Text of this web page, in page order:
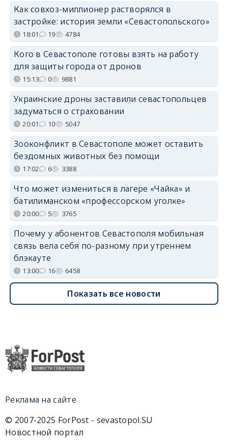
Как совхоз-миллионер растворялся в
застройке: история земли «Севастопольского»
18:01 19 4784
Кого в Севастополе готовы взять на работу
для защиты города от дронов
15:13 0 9881
Украинские дроны заставили севастопольцев
задуматься о страховании
20:01 10 5047
Зооконфликт в Севастополе может оставить
бездомных животных без помощи
17:02 6 3388
Что может измениться в лагере «Чайка» и
батилиманском «профессорском уголке»
20:00 5 3765
Почему у абонентов Севастополя мобильная
связь вела себя по-разному при утреннем
блэкауте
13:00 16 6458
Показать все новости
Реклама на сайте
© 2007-2025 ForPost - sevastopol.SU
Новостной портал